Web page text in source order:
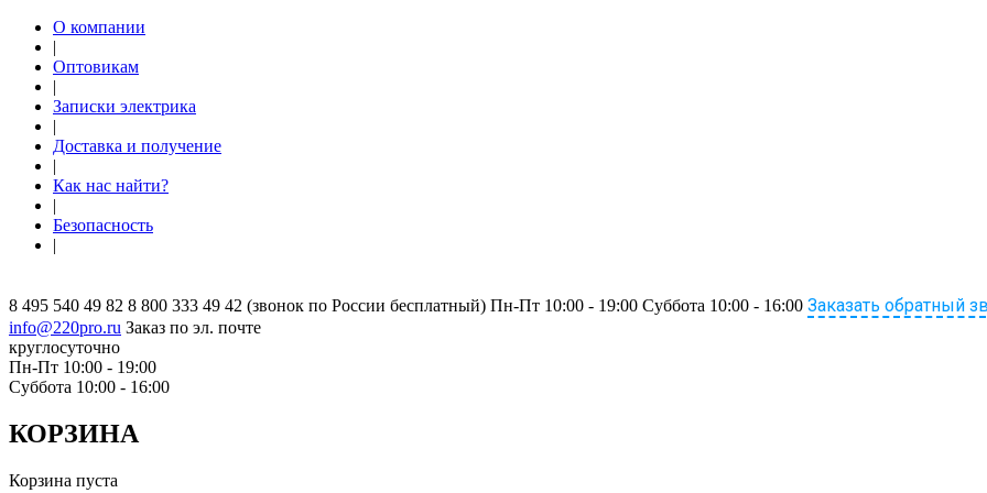
О компании
|
Оптовикам
|
Записки электрика
|
Доставка и получение
|
Как нас найти?
|
Безопасность
|
8 495 540 49 82 8 800 333 49 42 (звонок по России бесплатный) Пн-Пт 10:00 - 19:00 Суббота 10:00 - 16:00 Заказать обратный
info@220pro.ru Заказ по эл. почте
круглосуточно
Пн-Пт 10:00 - 19:00
Суббота 10:00 - 16:00
КОРЗИНА
Корзина пуста